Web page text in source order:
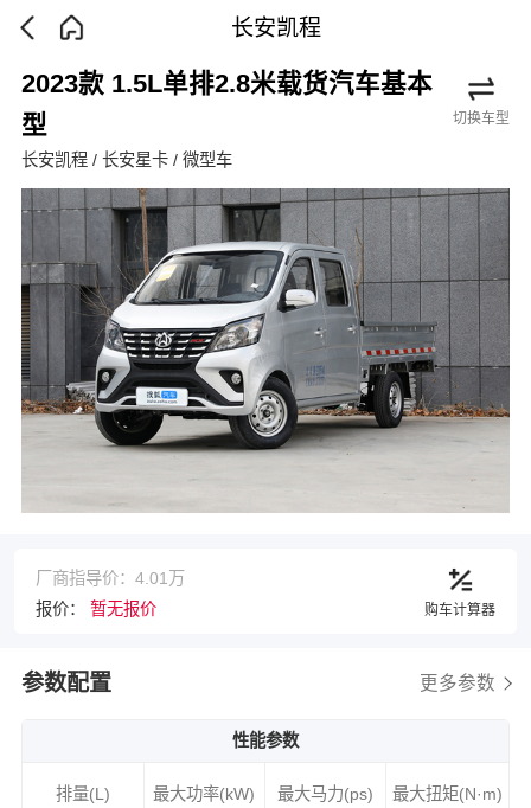
长安凯程
2023款 1.5L单排2.8米载货汽车基本
型
长安凯程 / 长安星卡 / 微型车
切换车型
厂商指导价：4.01万
报价： 暂无报价 购车计算器
参数配置 更多参数
性能参数
排量(L)
最大功率(kW)
最大马力(ps)
最大扭矩(N·m)